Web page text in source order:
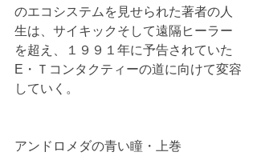
のエコシステムを見せられた著者の人
生は、サイキックそして遠隔ヒーラー
を超え、１９９１年に予告されていた
E・Ｔコンタクティーの道に向けて変容
していく。
アンドロメダの青い瞳・上巻